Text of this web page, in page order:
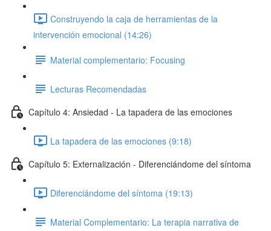
Construyendo la caja de herramientas de la
intervención emocional (14:26)
Material complementario: Focusing
Lecturas Recomendadas
Capítulo 4: Ansiedad - La tapadera de las emociones
La tapadera de las emociones (9:18)
Capítulo 5: Externalización - Diferenciándome del síntoma
Diferenciándome del síntoma (19:13)
Material Complementario: La terapia narrativa de